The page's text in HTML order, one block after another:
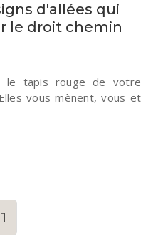
d'allées qui
le droit chemin
le tapis rouge de votre
vous mènent, vous et
1